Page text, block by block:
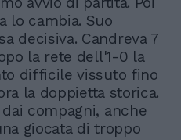
lo cambia. Suo
decisiva. Candreva 7
la rete dell'1-0 la
difficile vissuto fino
la doppietta storica.
compagni, anche
giocata di troppo